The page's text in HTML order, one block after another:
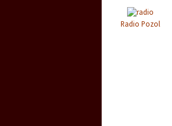
Radio Pozol